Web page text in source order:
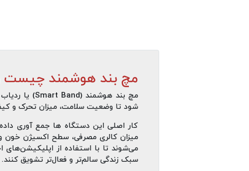
مچ‌ بند هوشمند چیست و
شود تا وضعیت سلامت، میزان تحرک و
کار اصلی این دستگاه‌ ها جمع‌ آوری
میزان کالری مصرفی، سطح اکسیژن
می‌شوند تا با استفاده از
سبک زندگی سالم‌تر و فعال‌تر تشویق کنند.